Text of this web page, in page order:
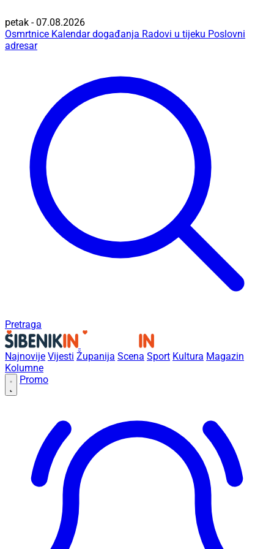
petak - 07.08.2026
Osmrtnice Kalendar događanja Radovi u tijeku Poslovni
adresar
Pretraga
Najnovije Vijesti Županija Scena Sport Kultura Magazin
Kolumne
Promo